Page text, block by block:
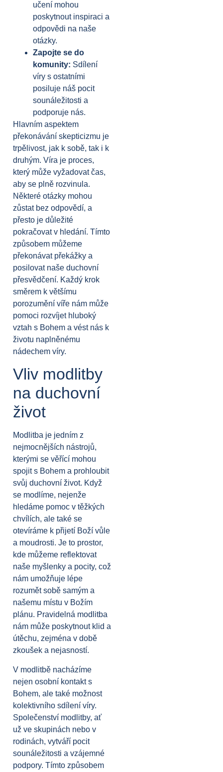
učení mohou
poskytnout inspiraci a
odpovědi na naše
otázky.
Zapojte se do
komunity: Sdílení
víry s ostatními
posiluje náš pocit
sounáležitosti a
podporuje nás.
Hlavním aspektem
překonávání skepticizmu je
trpělivost, jak k sobě, tak i k
druhým. Víra je proces,
který může vyžadovat čas,
aby se plně rozvinula.
Některé otázky mohou
zůstat bez odpovědí, a
přesto je důležité
pokračovat v hledání. Tímto
způsobem můžeme
překonávat překážky a
posilovat naše duchovní
přesvědčení. Každý krok
směrem k většímu
porozumění víře nám může
pomoci rozvíjet hluboký
vztah s Bohem a vést nás k
životu naplněnému
nádechem víry.
Vliv modlitby
na duchovní
život
Modlitba je jedním z
nejmocnějších nástrojů,
kterými se věřící mohou
spojit s Bohem a prohloubit
svůj duchovní život. Když
se modlíme, nejenže
hledáme pomoc v těžkých
chvílích, ale také se
otevíráme k přijetí Boží vůle
a moudrosti. Je to prostor,
kde můžeme reflektovat
naše myšlenky a pocity, což
nám umožňuje lépe
rozumět sobě samým a
našemu místu v Božím
plánu. Pravidelná modlitba
nám může poskytnout klid a
útěchu, zejména v době
zkoušek a nejasností.
V modlitbě nacházíme
nejen osobní kontakt s
Bohem, ale také možnost
kolektivního sdílení víry.
Společenství modlitby, ať
už ve skupinách nebo v
rodinách, vytváří pocit
sounáležitosti a vzájemné
podpory. Tímto způsobem